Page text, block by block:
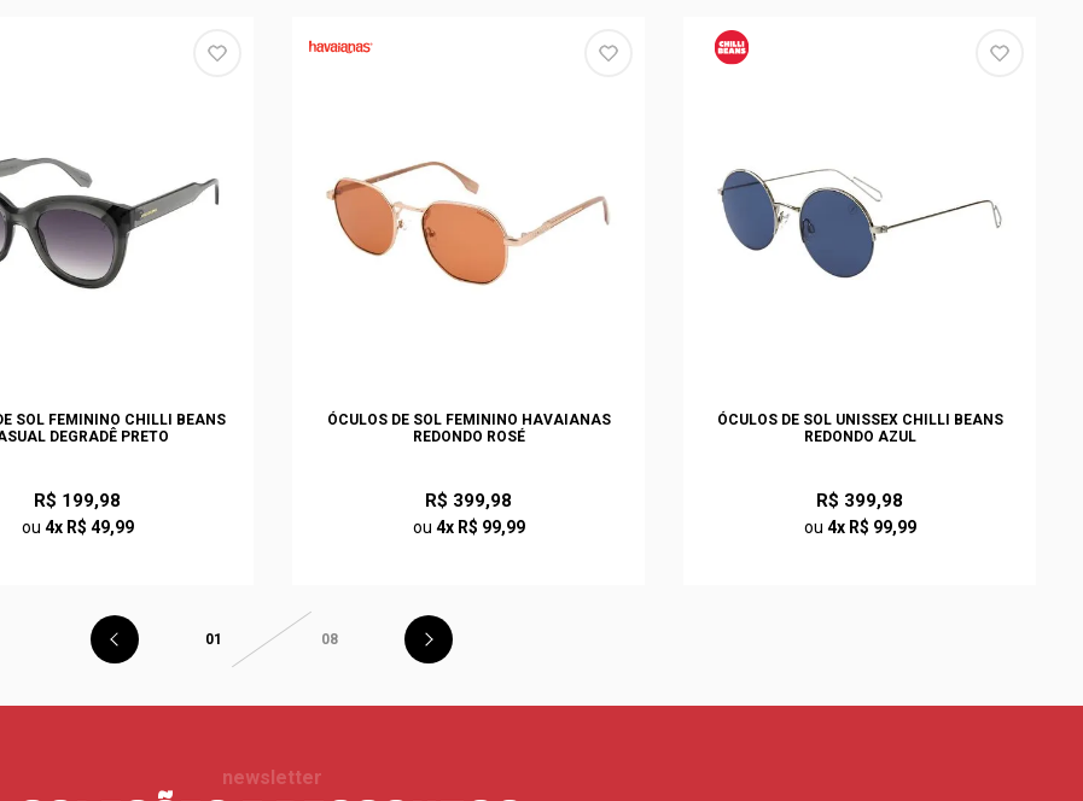
SOL FEMININO CHILLI BEANS
DEGRADÊ PRETO
R$ 199,98
ou 4x R$ 49,99
ÓCULOS DE SOL FEMININO HAVAIANAS
REDONDO ROSÉ
R$ 399,98
ou 4x R$ 99,99
ÓCULOS DE SOL UNISSEX CHILLI BEANS
REDONDO AZUL
R$ 399,98
ou 4x R$ 99,99
01 08
newsletter